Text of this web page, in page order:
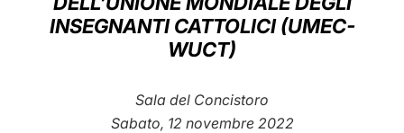
INSEGNANTI CATTOLICI (UMEC-
WUCT)
Sala del Concistoro
Sabato, 12 novembre 2022